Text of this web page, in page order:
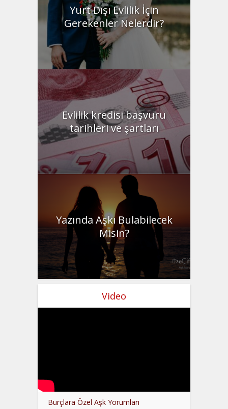
Yurt Dışı Evlilik İçin
Gerekenler Nelerdir?
Evlilik kredisi başvuru
tarihleri ve şartları
Yazında Aşkı Bulabilecek
Misin?
Video
Burçlara Özel Aşk Yorumları